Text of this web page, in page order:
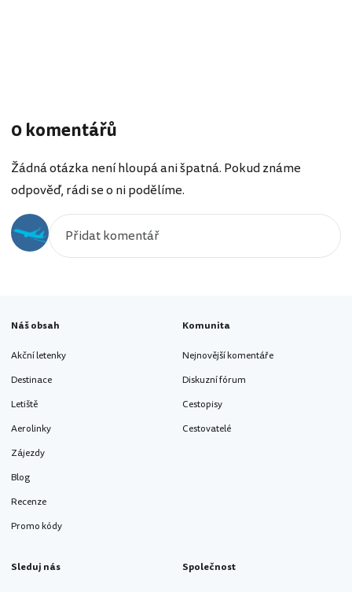
0 komentářů
Žádná otázka není hloupá ani špatná. Pokud známe
odpověď, rádi se o ni podělíme.
Náš obsah
Akční letenky
Destinace
Letiště
Aerolinky
Zájezdy
Blog
Recenze
Promo kódy
Komunita
Nejnovější komentáře
Diskuzní fórum
Cestopisy
Cestovatelé
Sleduj nás Společnost